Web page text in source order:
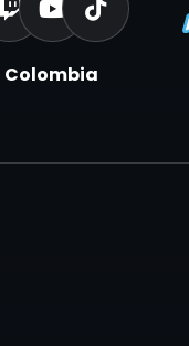
Colombia